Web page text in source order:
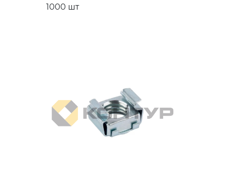
1000 шт